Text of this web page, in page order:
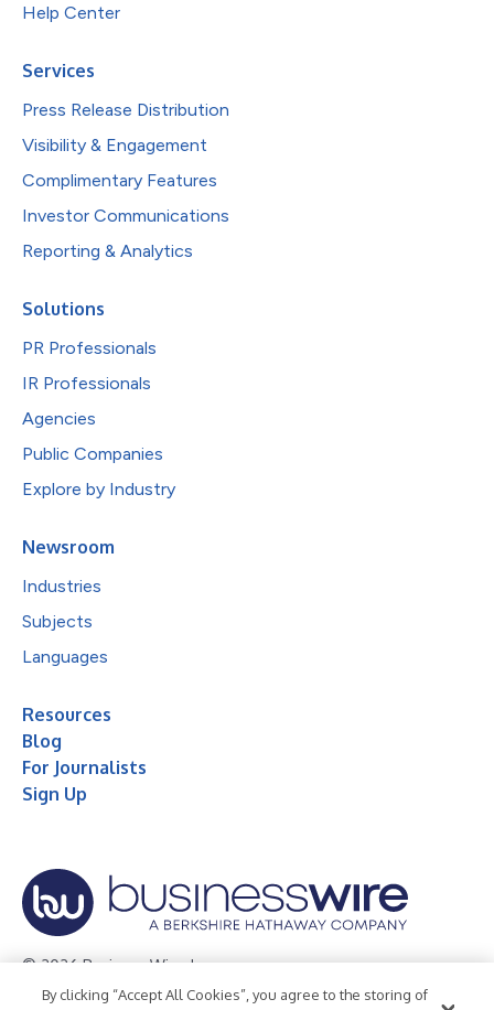
Help Center
Services
Press Release Distribution
Visibility & Engagement
Complimentary Features
Investor Communications
Reporting & Analytics
Solutions
PR Professionals
IR Professionals
Agencies
Public Companies
Explore by Industry
Newsroom
Industries
Subjects
Languages
Resources
Blog
For Journalists
Sign Up
© 2026 Business Wire, Inc.
Privacy Policy Cookie Policy Accessibility Statement
By clicking “Accept All Cookies”, you agree to the storing of